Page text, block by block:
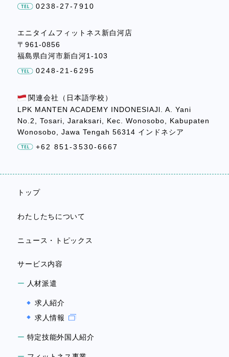
0238-27-7910
エニタイムフィットネス新白河店
〒961-0856
福島県白河市新白河1-103
0248-21-6295
関連会社（日本語学校）
LPK MANTEN ACADEMY INDONESIAJl. A. Yani
No.2, Tosari, Jaraksari, Kec. Wonosobo, Kabupaten
Wonosobo, Jawa Tengah 56314 インドネシア
+62 851-3530-6667
トップ
わたしたちについて
ニュース・トピックス
サービス内容
人材派遣
求人紹介
求人情報
特定技能外国人紹介